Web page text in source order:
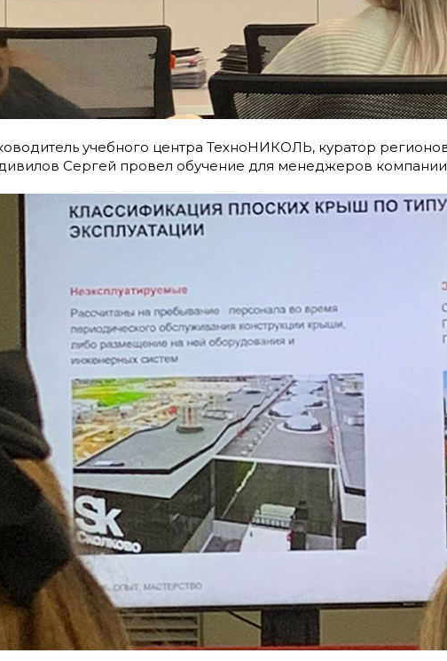
учебного центра ТехноНИКОЛЬ, куратор
Сергей провел обучение для менеджеров компании